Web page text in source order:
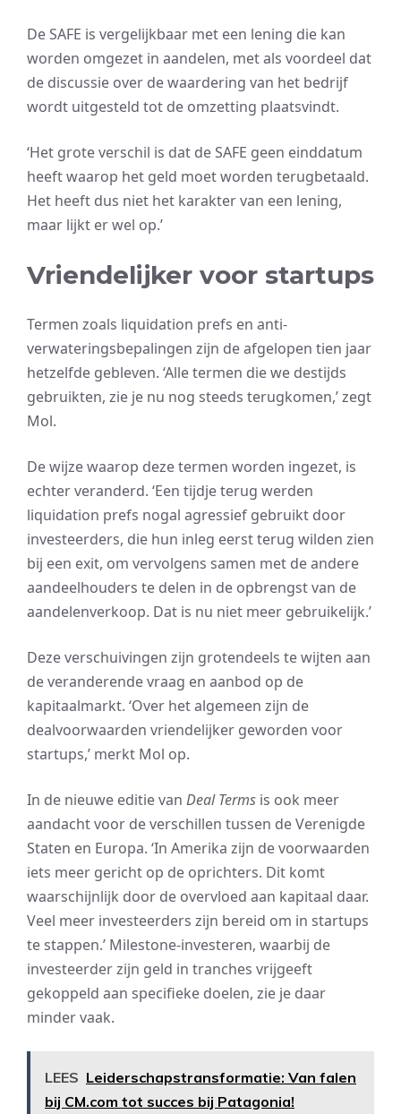
De SAFE is vergelijkbaar met een lening die kan
worden omgezet in aandelen, met als voordeel dat
de discussie over de waardering van het bedrijf
wordt uitgesteld tot de omzetting plaatsvindt.
‘Het grote verschil is dat de SAFE geen einddatum
heeft waarop het geld moet worden terugbetaald.
Het heeft dus niet het karakter van een lening,
maar lijkt er wel op.’
Vriendelijker voor startups
Termen zoals liquidation prefs en anti-
verwateringsbepalingen zijn de afgelopen tien jaar
hetzelfde gebleven. ‘Alle termen die we destijds
gebruikten, zie je nu nog steeds terugkomen,’ zegt
Mol.
De wijze waarop deze termen worden ingezet, is
echter veranderd. ‘Een tijdje terug werden
liquidation prefs nogal agressief gebruikt door
investeerders, die hun inleg eerst terug wilden zien
bij een exit, om vervolgens samen met de andere
aandeelhouders te delen in de opbrengst van de
aandelenverkoop. Dat is nu niet meer gebruikelijk.’
Deze verschuivingen zijn grotendeels te wijten aan
de veranderende vraag en aanbod op de
kapitaalmarkt. ‘Over het algemeen zijn de
dealvoorwaarden vriendelijker geworden voor
startups,’ merkt Mol op.
In de nieuwe editie van Deal Terms is ook meer
aandacht voor de verschillen tussen de Verenigde
Staten en Europa. ‘In Amerika zijn de voorwaarden
iets meer gericht op de oprichters. Dit komt
waarschijnlijk door de overvloed aan kapitaal daar.
Veel meer investeerders zijn bereid om in startups
te stappen.’ Milestone-investeren, waarbij de
investeerder zijn geld in tranches vrijgeeft
gekoppeld aan specifieke doelen, zie je daar
minder vaak.
LEES Leiderschapstransformatie: Van falen
bij CM.com tot succes bij Patagonia!